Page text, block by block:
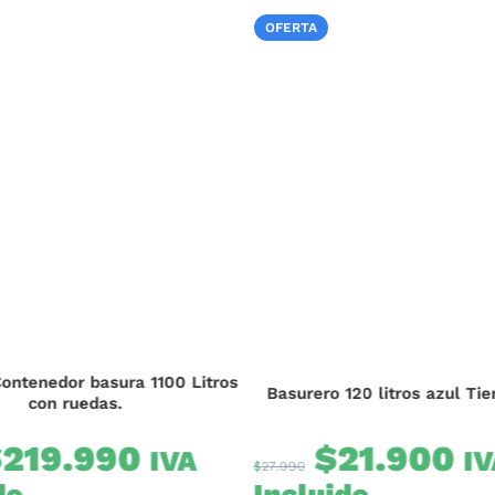
litros azul Tierras Bajas
IVA
OFERTA
Basurero 120 litros rojo
$27.990 $22.900